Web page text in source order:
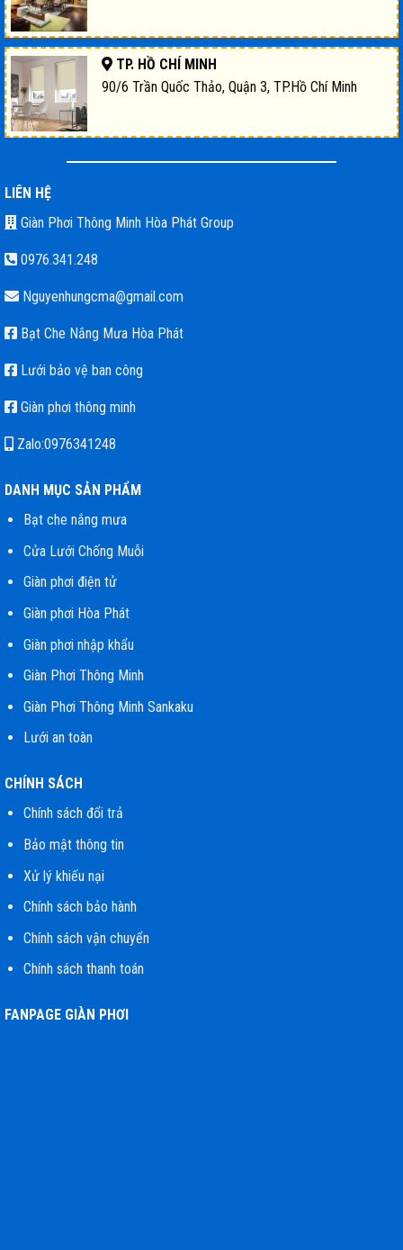
TP. HỒ CHÍ MINH
90/6 Trần Quốc Thảo, Quận 3, TP.Hồ Chí Minh
LIÊN HỆ
Giàn Phơi Thông Minh Hòa Phát Group
0976.341.248
Nguyenhungcma@gmail.com
Bạt Che Nắng Mưa Hòa Phát
Lưới bảo vệ ban công
Giàn phơi thông minh
Zalo:0976341248
DANH MỤC SẢN PHẨM
Bạt che nắng mưa
Cửa Lưới Chống Muỗi
Giàn phơi điện tử
Giàn phơi Hòa Phát
Giàn phơi nhập khẩu
Giàn Phơi Thông Minh
Giàn Phơi Thông Minh Sankaku
Lưới an toàn
CHÍNH SÁCH
Chính sách đổi trả
Bảo mật thông tin
Xử lý khiếu nại
Chính sách bảo hành
Chính sách vận chuyển
Chính sách thanh toán
FANPAGE GIÀN PHƠI